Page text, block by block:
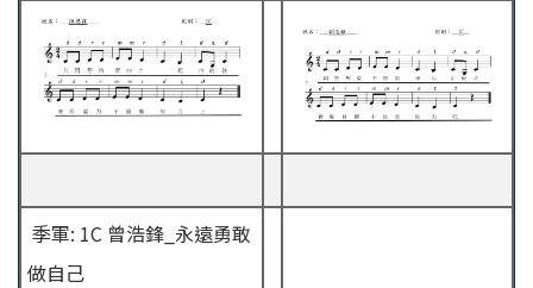
季軍: 1C 曾浩鋒_永遠勇敢
做自己